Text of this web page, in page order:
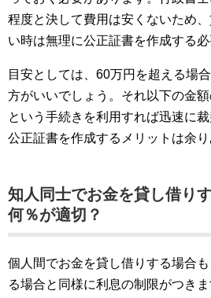
程度と決して費用は安くないため
い時は無理に公正証書を作成する必
目安としては、60万円を超える場
方がいいでしょう。それ以下の金
という手続きを利用すれば迅速に裁
公正証書を作成するメリットは余り
知人同士でお金を貸し借り
何％が適切？
個人間でお金を貸し借りする場合
る場合と同様に利息の制限がつき